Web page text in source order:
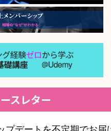
スレター